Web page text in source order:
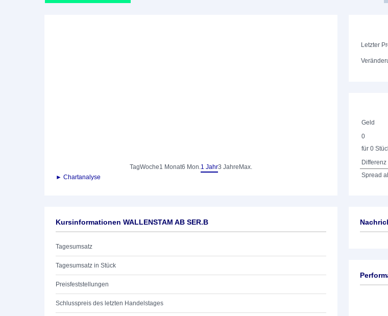
TagWoche1 Monat6 Mon.1 Jahr3 Jahre Max.
► Chartanalyse
Letzter
Geld
0
für 0
Differenz
Spread
Kursinformationen WALLENSTAM AB SER.B
Tagesumsatz
Tagesumsatz in Stück
Preisfeststellungen
Schlusspreis des letzten Handelstages